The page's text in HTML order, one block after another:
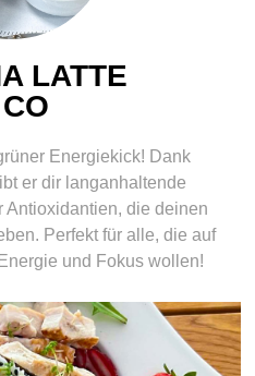
LATTE
Energiekick! Dank
er dir langanhaltende
Antioxidantien, die deinen
Perfekt für alle, die auf
und Fokus wollen!